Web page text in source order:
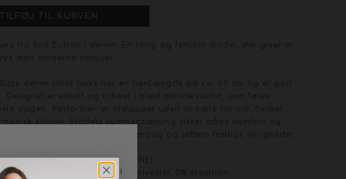
fra Red Button i denim. En rolig og feminin model, der giver et
med moderne detaljer.
Suze denim pirat buks har en benlængde på ca. 50 cm og er god
Designet er enkelt og tidløst i blød denimkvalitet, som føles
dagen. Pasformen er afslappet uden at være for vid, hvilket
silhuet. Stoffets sammensætning sikrer både komfort og
og buksen passer til både hverdag og lettere festlige lejligheder.
Button Suze (SRB4823-MITSTONE)
bomuld, 5% viscose, 12% polyester, 2% elasthan